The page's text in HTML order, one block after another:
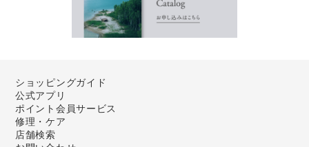
ショッピングガイド
公式アプリ
ポイント会員サービス
修理・ケア
店舗検索